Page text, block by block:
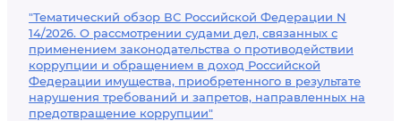
"Тематический обзор ВС Российской Федерации N
14/2026. О рассмотрении судами дел, связанных с
применением законодательства о противодействии
коррупции и обращением в доход Российской
Федерации имущества, приобретенного в результате
нарушения требований и запретов, направленных на
предотвращение коррупции"